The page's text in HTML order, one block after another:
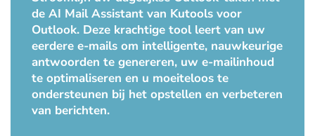
de AI Mail Assistant van Kutools voor
Outlook. Deze krachtige tool leert van uw
eerdere e-mails om intelligente, nauwkeurige
antwoorden te genereren, uw e-mailinhoud
te optimaliseren en u moeiteloos te
ondersteunen bij het opstellen en verbeteren
van berichten.